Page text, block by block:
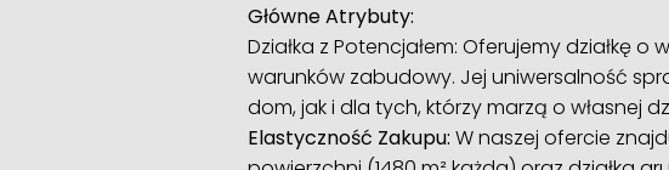
Główne Atrybuty:
Działka z Potencjałem: Oferujemy działkę
warunków zabudowy. Jej uniwersalność
dom, jak i dla tych, którzy marzą o własnej
Elastyczność Zakupu: W naszej ofercie